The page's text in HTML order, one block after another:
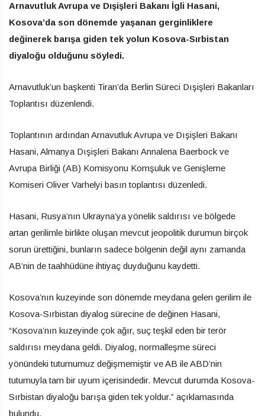
Arnavutluk Avrupa ve Dışişleri Bakanı İgli Hasani,
Kosova’da son dönemde yaşanan gerginliklere
değinerek barışa giden tek yolun Kosova-Sırbistan
diyaloğu olduğunu söyledi.
Arnavutluk’un başkenti Tiran’da Berlin Süreci Dışişleri Bakanları
Toplantısı düzenlendi.
Toplantının ardından Arnavutluk Avrupa ve Dışişleri Bakanı
Hasani, Almanya Dışişleri Bakanı Annalena Baerbock ve
Avrupa Birliği (AB) Komisyonu Komşuluk ve Genişleme
Komiseri Oliver Varhelyi basın toplantısı düzenledi.
Hasani, Rusya’nın Ukrayna’ya yönelik saldırısı ve bölgede
artan gerilimle birlikte oluşan mevcut jeopolitik durumun birçok
sorun ürettiğini, bunların sadece bölgenin değil aynı zamanda
AB’nin de taahhüdüne ihtiyaç duyduğunu kaydetti.
Kosova’nın kuzeyinde son dönemde meydana gelen gerilim ile
Kosova-Sırbistan diyalog sürecine de değinen Hasani,
“Kosova’nın kuzeyinde çok ağır, suç teşkil eden bir terör
saldırısı meydana geldi. Diyalog, normalleşme süreci
yönündeki tutumumuz değişmemiştir ve AB ile ABD’nin
tutumuyla tam bir uyum içerisindedir. Mevcut durumda Kosova-
Sırbistan diyaloğu barışa giden tek yoldur.” açıklamasında
bulundu.